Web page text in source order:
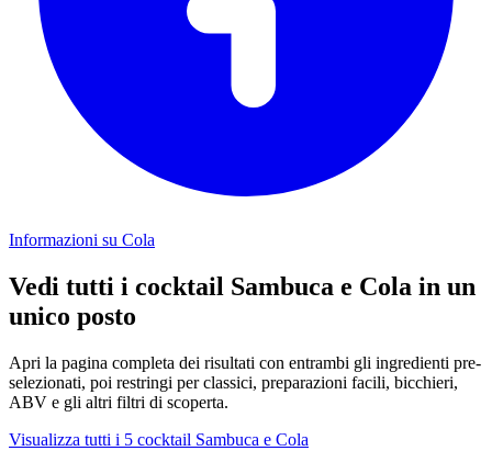
Informazioni su Cola
Vedi tutti i cocktail Sambuca e Cola in un
unico posto
Apri la pagina completa dei risultati con entrambi gli ingredienti pre-
selezionati, poi restringi per classici, preparazioni facili, bicchieri,
ABV e gli altri filtri di scoperta.
Visualizza tutti i 5 cocktail Sambuca e Cola